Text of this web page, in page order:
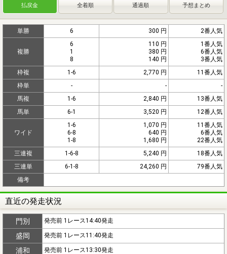
払戻金 全着順 通過順 予想まとめ
単勝 6 300 円 2番人気
複勝
6
1
8
110 円
380 円
140 円
1番人気
6番人気
3番人気
枠複
1-6 2,770 円
11番人気
枠単
- -
-
馬複
1-6 2,840 円
13番人気
馬単
6-1 3,520 円 12番人気
ワイド
1-6
6-8
1-8
1,070 円
640 円
1,680 円
11番人気
6番人気
22番人気
三連複
1-6-8 5,240 円
18番人気
三連単
6-1-8 24,260 円
79番人気
備考
直近の発走状況
門別 発売前 1レース14:40発走
盛岡 発売前 1レース11:40発走
浦和 発売前 1レース13:30発走